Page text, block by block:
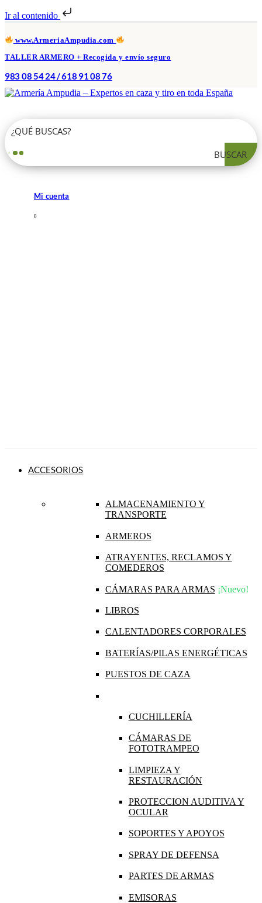
Ir al contenido
www.ArmeriaAmpudia.com
TALLER ARMERO + Recogida y envío seguro
983 08 54 24 / 618 91 08 76
BUSCAR
Mi cuenta
0
ACCESORIOS
ALMACENAMIENTO Y
TRANSPORTE
ARMEROS
ATRAYENTES, RECLAMOS Y
COMEDEROS
CÁMARAS PARA ARMAS ¡Nuevo!
LIBROS
CALENTADORES CORPORALES
BATERÍAS/PILAS ENERGÉTICAS
PUESTOS DE CAZA
CUCHILLERÍA
CÁMARAS DE
FOTOTRAMPEO
LIMPIEZA Y
RESTAURACIÓN
PROTECCION AUDITIVA Y
OCULAR
SOPORTES Y APOYOS
SPRAY DE DEFENSA
PARTES DE ARMAS
EMISORAS